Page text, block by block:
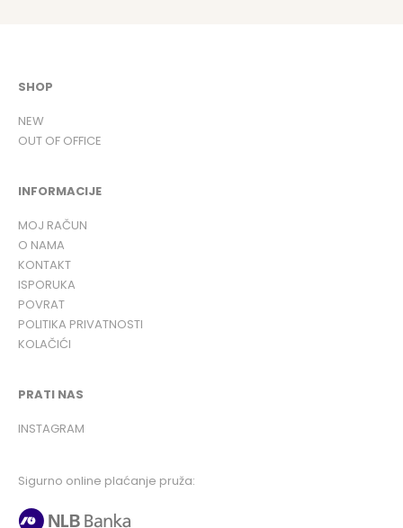
SHOP
NEW
OUT OF OFFICE
INFORMACIJE
MOJ RAČUN
O NAMA
KONTAKT
ISPORUKA
POVRAT
POLITIKA PRIVATNOSTI
KOLAČIĆI
PRATI NAS
INSTAGRAM
Sigurno online plaćanje pruža: